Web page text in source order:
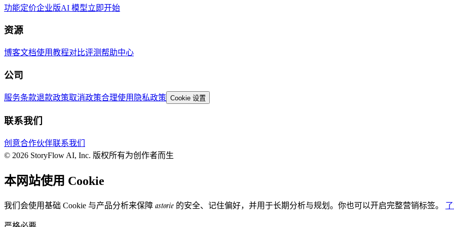
功能定价企业版AI 模型立即开始
资源
博客文档使用教程对比评测帮助中心
公司
服务条款退款政策取消政策合理使用 隐私政策 Cookie 设置
联系我们
创意合作伙伴联系我们
© 2026 StoryFlow AI, Inc. 版权所有为创作者而生
本网站使用 Cookie
我们会使用基础 Cookie 与产品分析来保障 astorie 的安全、记住偏好，并用于长期分析与规划。你也可以开启完整营销标签。